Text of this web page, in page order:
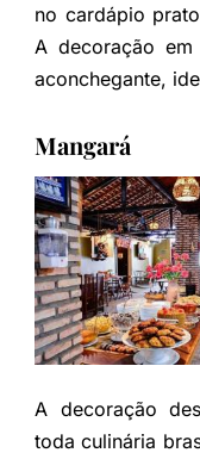
no cardápio
A decoração
aconchegante,
Mangará
A decoração
toda culinária